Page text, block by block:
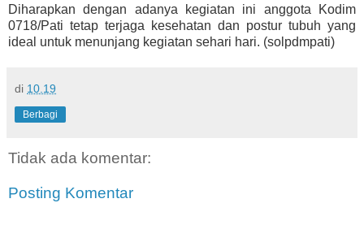
Diharapkan dengan adanya kegiatan ini anggota Kodim
0718/Pati tetap terjaga kesehatan dan postur tubuh yang
ideal untuk menunjang kegiatan sehari hari. (solpdmpati)
di 10.19
Berbagi
Tidak ada komentar:
Posting Komentar